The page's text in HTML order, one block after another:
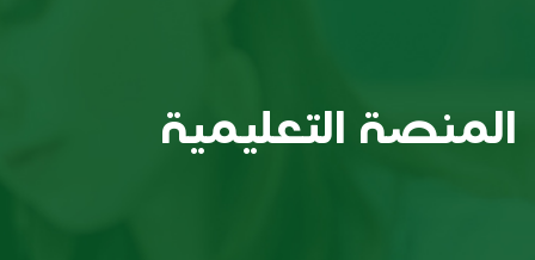
المنصة التعليمية